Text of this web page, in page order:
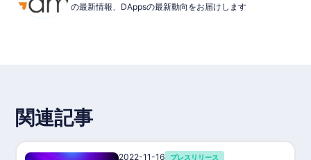
の最新情報、DAppsの最新動向をお届けします
関連記事
2022-11-16 プレスリリース